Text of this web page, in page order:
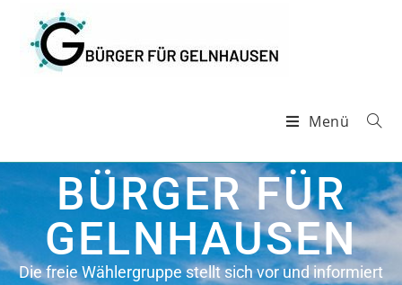
Menü
BÜRGER FÜR
GELNHAUSEN
Die freie Wählergruppe stellt sich vor und informiert